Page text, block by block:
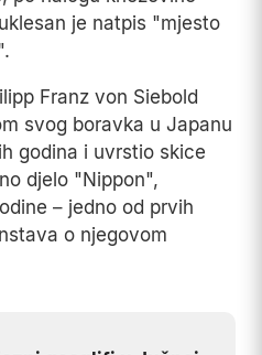
je natpis "mjesto
Franz von Siebold
svog boravka u Japanu
godina i uvrstio skice
djelo "Nippon",
– jedno od prvih
o njegovom